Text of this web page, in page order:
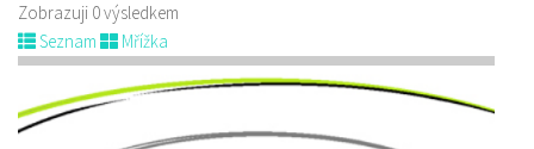
Zobrazuji 0 výsledkem
Seznam
Mřížka